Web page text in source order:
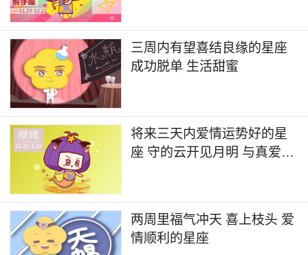
三周内有望喜结良缘的星座
成功脱单 生活甜蜜
将来三天内爱情运势好的星
座 守的云开见月明 与真爱牵
两周里福气冲天 喜上枝头 爱
情顺利的星座